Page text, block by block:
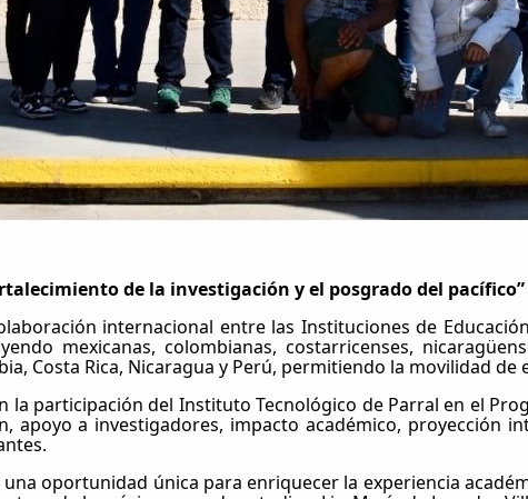
de la investigación y el posgrado del pacífico”
internacional entre las Instituciones de
mexicanas, colombianas, costarricenses,
Costa Rica, Nicaragua y Perú, permitiendo la movilidad de
la participación del Instituto Tecnológico de Parral en el
apoyo a investigadores, impacto académico, proyección
oportunidad única para enriquecer la experiencia